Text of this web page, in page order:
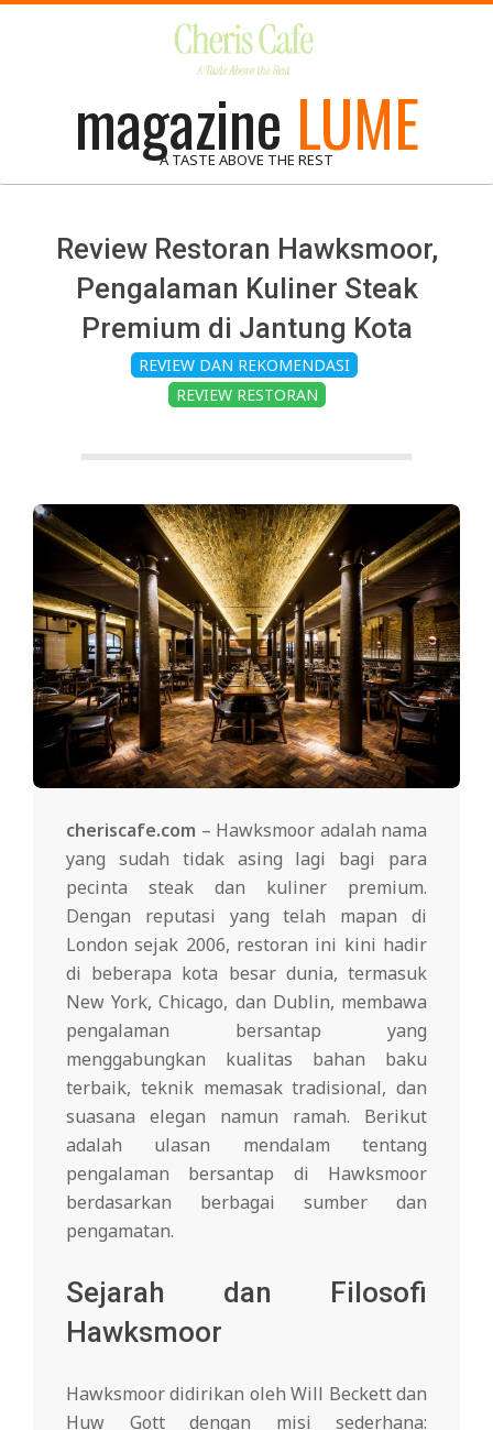
magazine LUME
A TASTE ABOVE THE REST
Review Restoran Hawksmoor,
Pengalaman Kuliner Steak
Premium di Jantung Kota
REVIEW DAN REKOMENDASI
REVIEW RESTORAN
cheriscafe.com – Hawksmoor adalah nama
yang sudah tidak asing lagi bagi para
pecinta steak dan kuliner premium.
Dengan reputasi yang telah mapan di
London sejak 2006, restoran ini kini hadir
di beberapa kota besar dunia, termasuk
New York, Chicago, dan Dublin, membawa
pengalaman bersantap yang
menggabungkan kualitas bahan baku
terbaik, teknik memasak tradisional, dan
suasana elegan namun ramah. Berikut
adalah ulasan mendalam tentang
pengalaman bersantap di Hawksmoor
berdasarkan berbagai sumber dan
pengamatan.
Sejarah dan Filosofi
Hawksmoor
Hawksmoor didirikan oleh Will Beckett dan
Huw Gott dengan misi sederhana: